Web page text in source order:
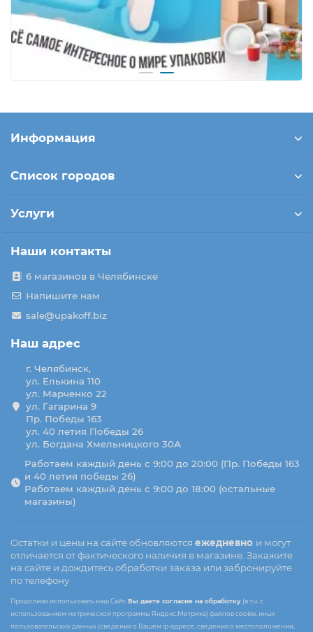
Информация
Список городов
Услуги
Наши контакты
6 магазинов в Челябинске
Напишите нам
sale@upakoff.biz
Наш адрес
г. Челябинск,
ул. Елькина 110
ул. Марченко 22
ул. Гагарина 9
Пр. Победы 163
ул. 40 летия Победы 26
ул. Богдана Хмельницкого 30А
Работаем каждый день с 9:00 до 20:00 (Пр. Победы 163
и 40 летия победы 26)
Работаем каждый день с 9:00 до 18:00 (остальные
магазины)
Остатки и цены на сайте обновляются ежедневно и могут
отличается от фактического наличия в магазине. Закажите
на сайте и дождитесь обработки заказа или забронируйте
по телефону
Продолжая использовать наш Сайт, Вы даете согласие на обработку (в т.ч. с
использованием метрической программы Яндекс.Метрика) файлов cookie, иных
пользовательских данных (сведения о Вашем ip-адресе, сведения о местоположении,